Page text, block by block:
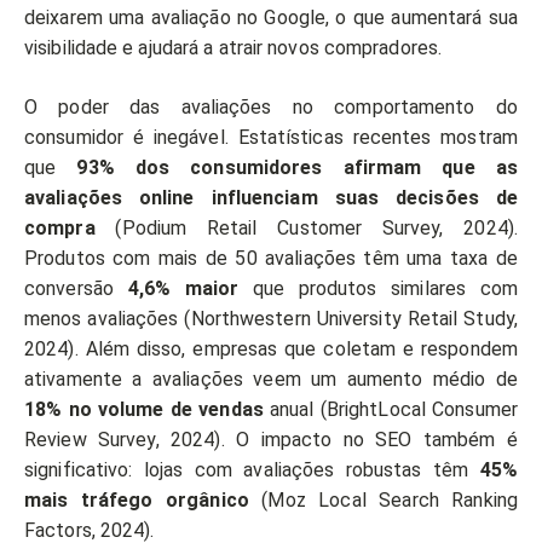
deixarem uma avaliação no Google, o que aumentará sua
visibilidade e ajudará a atrair novos compradores.
O poder das avaliações no comportamento do
consumidor é inegável. Estatísticas recentes mostram
que 93% dos consumidores afirmam que as
avaliações online influenciam suas decisões de
compra(Podium Retail Customer Survey, 2024).
Produtos com mais de 50 avaliações têm uma taxa de
conversão 4,6% maior que produtos similares com
menos avaliações (Northwestern University Retail Study,
2024). Além disso, empresas que coletam e respondem
ativamente a avaliações veem um aumento médio de
18% no volume de vendasanual (BrightLocal Consumer
Review Survey, 2024). O impacto no SEO também é
significativo: lojas com avaliações robustas têm 45%
mais tráfego orgânico (Moz Local Search Ranking
Factors, 2024).